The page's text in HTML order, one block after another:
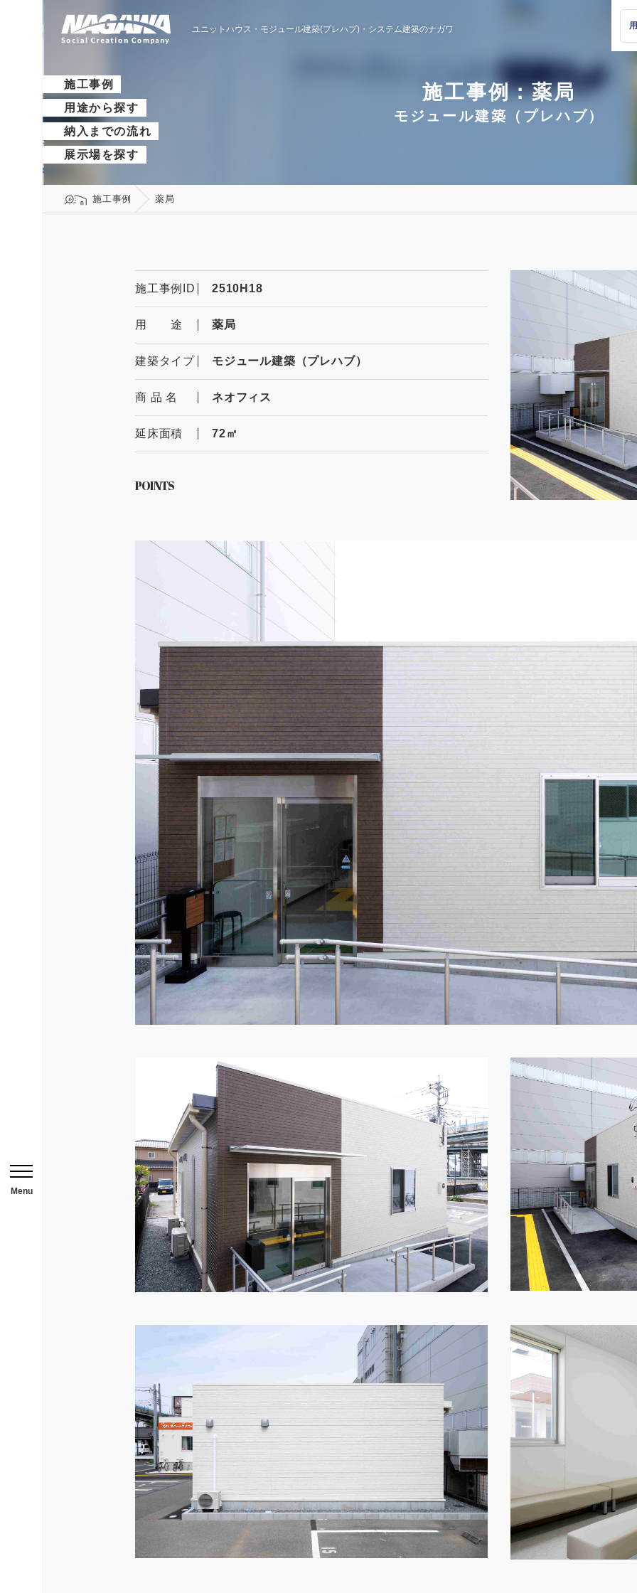
メニューを開閉する
Menu
お問い合わせはこちら
0120-09-
営業時間AM 9:00〜
土日祝日を除く
事務所・作業場
倉庫・工場
店舗
ガレージ・物置
勉強部屋・子供部屋
休憩室・喫煙室
中古品
製品特長と納入までの流れ
モジュール建築（プレハブ）
システム建築
危険物保管庫
ナガワについて
展示場を探す
あなたにナガ
Webカタログ
会社概要
よくあるご質問
お問い合わせ
ユニットハウス・モジュール建築(プレハブ)・ システム建築のナガワ
施工事例
用途から探す
納入までの流れ
展示場を探す
施工事例：薬局
モジュール建築（プレハブ）
施工事例 薬局
施工事例ID 2510H18
用 途 薬局
建築タイプ モジュール建築（プレハブ）
商 品 名 ネオフィス
延床面積 72㎡
POINTS